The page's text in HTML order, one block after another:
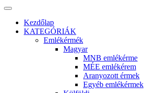
Kezdőlap
KATEGÓRIÁK
Emlékérmék
Magyar
MNB emlékérme
MÉE emlékérem
Aranyozott érmek
Egyéb emlékérmek